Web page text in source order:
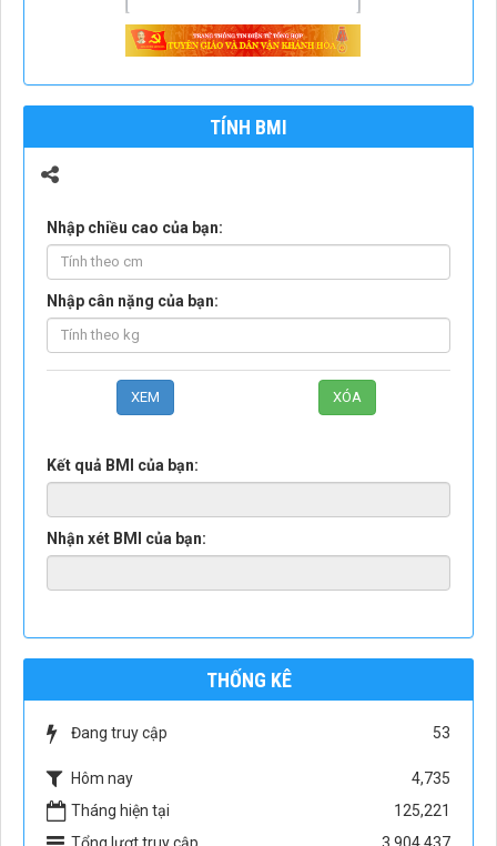
TÍNH BMI
Nhập chiều cao của bạn:
Nhập cân nặng của bạn:
Kết quả BMI của bạn:
Nhận xét BMI của bạn:
THỐNG KÊ
Đang truy cập 53
Hôm nay
4,735
Tháng hiện tại
125,221
Tổng lượt truy cập
3,904,437